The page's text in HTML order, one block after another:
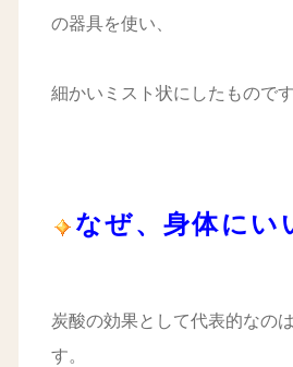
の器具を使い、
細かいミスト状にしたものです
なぜ、身体にい
炭酸の効果として代表的なの
す。